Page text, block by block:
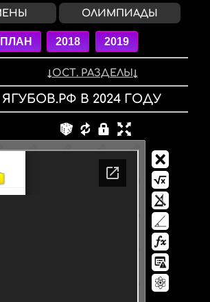
ОСТ. РАЗДЕЛЫ
В 2024 ГОДУ
ОЛИМПИАДЫ